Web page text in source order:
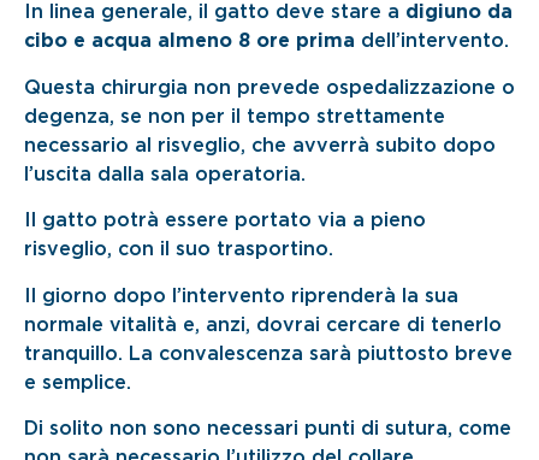
In linea generale, il gatto deve stare a digiuno da
cibo e acqua almeno 8 ore prima dell’intervento.
Questa chirurgia non prevede ospedalizzazione o
degenza, se non per il tempo strettamente
necessario al risveglio, che avverrà subito dopo
l’uscita dalla sala operatoria.
Il gatto potrà essere portato via a pieno
risveglio, con il suo trasportino.
Il giorno dopo l’intervento riprenderà la sua
normale vitalità e, anzi, dovrai cercare di tenerlo
tranquillo. La convalescenza sarà piuttosto breve
e semplice.
Di solito non sono necessari punti di sutura, come